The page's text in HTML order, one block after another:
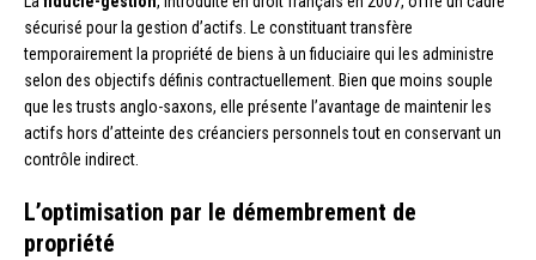
sécurisé pour la gestion d’actifs. Le constituant transfère
temporairement la propriété de biens à un fiduciaire qui les administre
selon des objectifs définis contractuellement. Bien que moins souple
que les trusts anglo-saxons, elle présente l’avantage de maintenir les
actifs hors d’atteinte des créanciers personnels tout en conservant un
contrôle indirect.
L’optimisation par le démembrement de
propriété